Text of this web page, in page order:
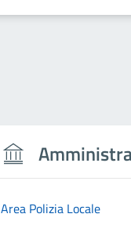
Area Polizia Locale